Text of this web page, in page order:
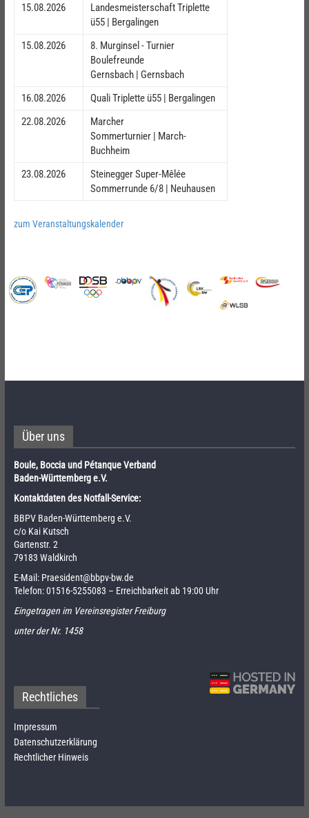
15.08.2026
Landesmeisterschaft Triplette
ü55 | Bergalingen
15.08.2026
8. Murginsel - Turnier
Boulefreunde
Gernsbach | Gernsbach
16.08.2026
Quali Triplette ü55 | Bergalingen
22.08.2026
Marcher
Sommerturnier | March-
Buchheim
23.08.2026
Steinegger Super-Mêlée
Sommerrunde 6/8 | Neuhausen
zum Veranstaltungskalender
Über uns
Boule, Boccia und Pétanque Verband
Baden-Württemberg e.V.
Kontaktdaten des Notfall-Service:
BBPV Baden-Württemberg e.V.
c/o Kai Kutsch
Gartenstr. 2
79183 Waldkirch
E-Mail: Praesident@bbpv-bw.de
Telefon:01516-5255083 – Erreichbarkeit ab 19:00 Uhr
Eingetragen im Vereinsregister Freiburg
unter der Nr. 1458
Rechtliches
Impressum
Datenschutzerklärung
Rechtlicher Hinweis